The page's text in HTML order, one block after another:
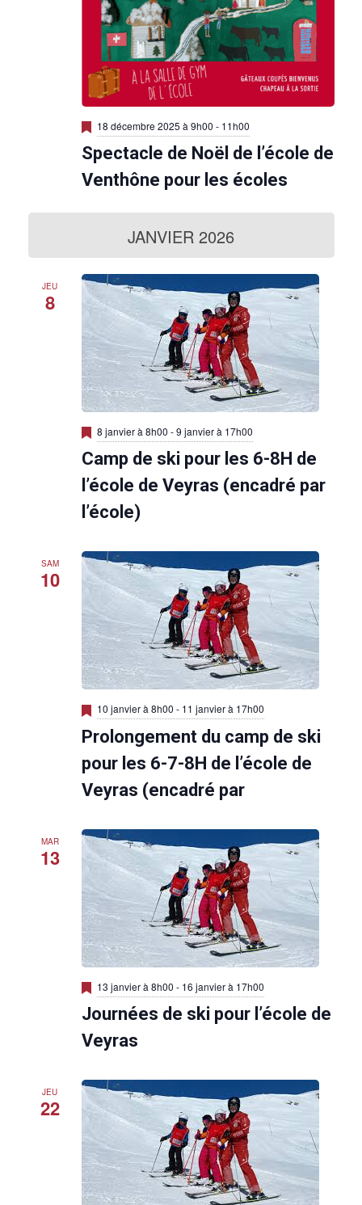
M
i
s
e
n
a
a
18 décembre 2025 à 9h00 - 11h00
Spectacle de Noël de l’école de
Venthône pour les écoles
JANVIER 2026
JEU
8
M
i
s
e
n
a
v
a
8 janvier à 8h00 -9 janvier à 17h00
Camp de ski pour les 6-8H de
l’école de Veyras (encadré par
l’école)
SAM
10
M
i
s
e
n
a
v
a
10 janvier à 8h00 - 11 janvier à 17h00
Prolongement du camp de ski
pour les 6-7-8H de l’école de
Veyras (encadré par
MAR
13
M
i
s
e
n
a
n
13 janvier à 8h00 - 16 janvier à 17h00
Journées de ski pour l’école de
Veyras
JEU
22